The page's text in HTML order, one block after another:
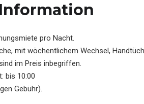
pro Nacht.
mit wöchentlichem Wechsel,
im Preis inbegriffen.
bis 10:00
Gebühr).